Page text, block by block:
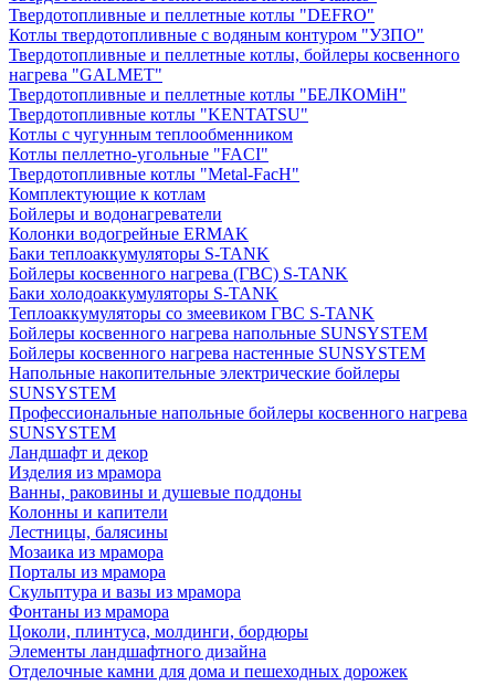
Твердотопливные и пеллетные котлы "DEFRO"
Котлы твердотопливные с водяным контуром "УЗПО"
Твердотопливные и пеллетные котлы, бойлеры косвенного
нагрева "GALMET"
Твердотопливные и пеллетные котлы "БЕЛКОМiН"
Твердотопливные котлы "KENTATSU"
Котлы с чугунным теплообменником
Котлы пеллетно-угольные "FACI"
Твердотопливные котлы "Metal-FacH"
Комплектующие к котлам
Бойлеры и водонагреватели
Колонки водогрейные ERMAK
Баки теплоаккумуляторы S-TANK
Бойлеры косвенного нагрева (ГВС) S-TANK
Баки холодоаккумуляторы S-TANK
Теплоаккумуляторы со змеевиком ГВС S-TANK
Бойлеры косвенного нагрева напольные SUNSYSTEM
Бойлеры косвенного нагрева настенные SUNSYSTEM
Напольные накопительные электрические бойлеры
SUNSYSTEM
Профессиональные напольные бойлеры косвенного нагрева
SUNSYSTEM
Ландшафт и декор
Изделия из мрамора
Ванны, раковины и душевые поддоны
Колонны и капители
Лестницы, балясины
Мозаика из мрамора
Порталы из мрамора
Скульптура и вазы из мрамора
Фонтаны из мрамора
Цоколи, плинтуса, молдинги, бордюры
Элементы ландшафтного дизайна
Отделочные камни для дома и пешеходных дорожек